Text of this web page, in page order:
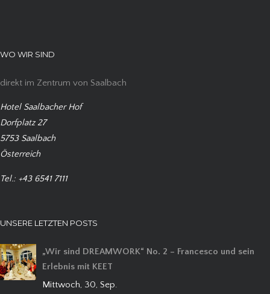
WO WIR SIND
direkt im Zentrum von Saalbach
Hotel Saalbacher Hof
Dorfplatz 27
5753 Saalbach
Österreich
Tel.: +43 6541 7111
UNSERE LETZTEN POSTS
„Wir sind DREAMWORK“ No. 2 – Francesco und sein
Erlebnis mit KEET
Mittwoch, 30, Sep.